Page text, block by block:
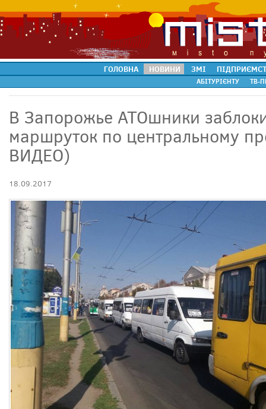
ГОЛОВНА НОВИНИ ЗМІ
АБІТУРІЄНТУ ТВ-
В Запорожье АТОшники
маршруток по центральному
ВИДЕО)
18.09.2017